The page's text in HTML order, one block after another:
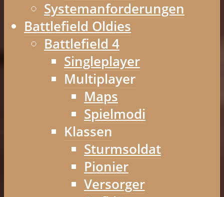
Systemanforderungen
Battlefield Oldies
Battlefield 4
Singleplayer
Multiplayer
Maps
Spielmodi
Klassen
Sturmsoldat
Pionier
Versorger